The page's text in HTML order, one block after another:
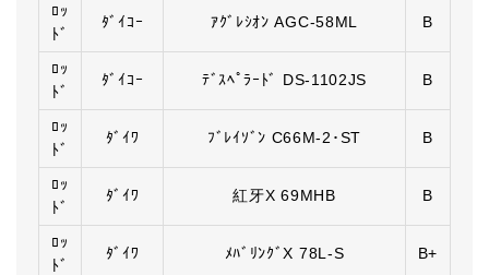
ﾛｯ
ﾄﾞ
ﾀﾞｲｺｰ ｱｸﾞﾚｼｵﾝ AGC-58ML B
ﾛｯ
ﾄﾞ
ﾀﾞｲｺｰ ﾃﾞｽﾍﾟﾗｰﾄﾞ DS-1102JS B
ﾛｯ
ﾄﾞ
ﾀﾞｲﾜ ﾌﾞﾚｲｿﾞﾝ C66M-2･ST B
ﾛｯ
ﾄﾞ
ﾀﾞｲﾜ 紅牙X 69MHB B
ﾛｯ
ﾄﾞ
ﾀﾞｲﾜ ﾒﾊﾞﾘﾝｸﾞX 78L-S B+